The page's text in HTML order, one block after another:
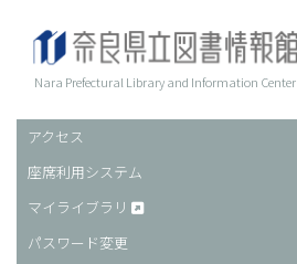
Nara Prefectural Library and Information Center
ヘ
ッ
ダ
ー
アクセス
座席利用システム
マイライブラリ
パスワード変更